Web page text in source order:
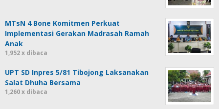
MTsN 4 Bone Komitmen Perkuat
Implementasi Gerakan Madrasah Ramah
Anak
1,952 x dibaca
UPT SD Inpres 5/81 Tibojong Laksanakan
Salat Dhuha Bersama
1,260 x dibaca